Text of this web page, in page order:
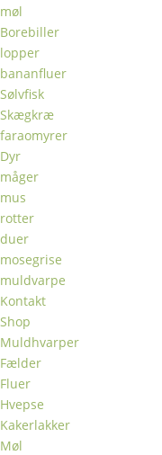
møl
Borebiller
lopper
bananfluer
Sølvfisk
Skægkræ
faraomyrer
Dyr
måger
mus
rotter
duer
mosegrise
muldvarpe
Kontakt
Shop
Muldhvarper
Fælder
Fluer
Hvepse
Kakerlakker
Møl